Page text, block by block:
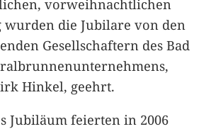
vorweihnachtlichen
wurden die Jubilare von den
Gesellschaftern des Bad
Hinkel, geehrt.
Jubiläum feierten in 2006